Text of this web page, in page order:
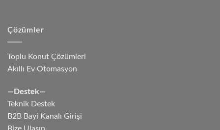
Çözümler
Toplu Konut Çözümleri
Akıllı Ev Otomasyon
—Destek—
Teknik Destek
B2B Bayi Kanalı Girişi